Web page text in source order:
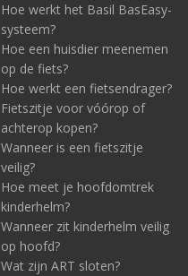
Hoe werkt het Basil BasEasy-
systeem?
Hoe een huisdier meenemen
op de fiets?
Hoe werkt een fietsendrager?
Fietszitje voor vóórop of
achterop kopen?
Wanneer is een fietszitje
veilig?
Hoe meet je hoofdomtrek
kinderhelm?
Wanneer zit kinderhelm veilig
op hoofd?
Wat zijn ART sloten?